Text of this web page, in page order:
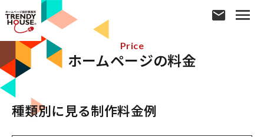
Price
ホームページの料金
種類別に見る制作料金例